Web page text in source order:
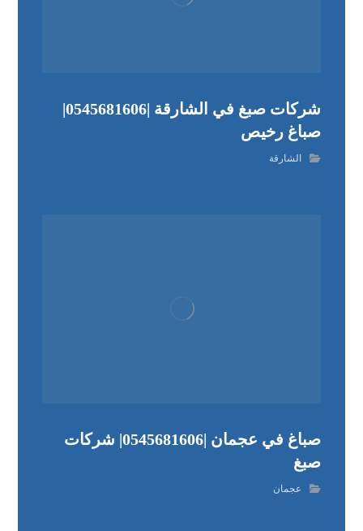
شركات صبغ في الشارقة |0545681606|
صباغ رخيص
الشارقة
صباغ في عجمان |0545681606| شركات
صبغ
عجمان